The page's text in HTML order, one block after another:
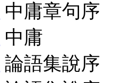
中庸章句序
中庸
論語集說序